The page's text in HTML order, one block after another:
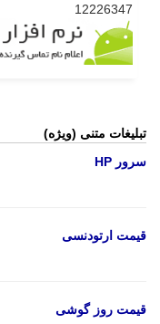
12226347
تبلیغات متنی (ویژه)
سرور HP
قیمت ارتودنسی
قیمت روز گوشی